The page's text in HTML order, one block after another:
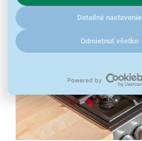
ďalšími údaji pracujeme, kliknitesem.
Detailné nastavenie
Odmietnuť všetko